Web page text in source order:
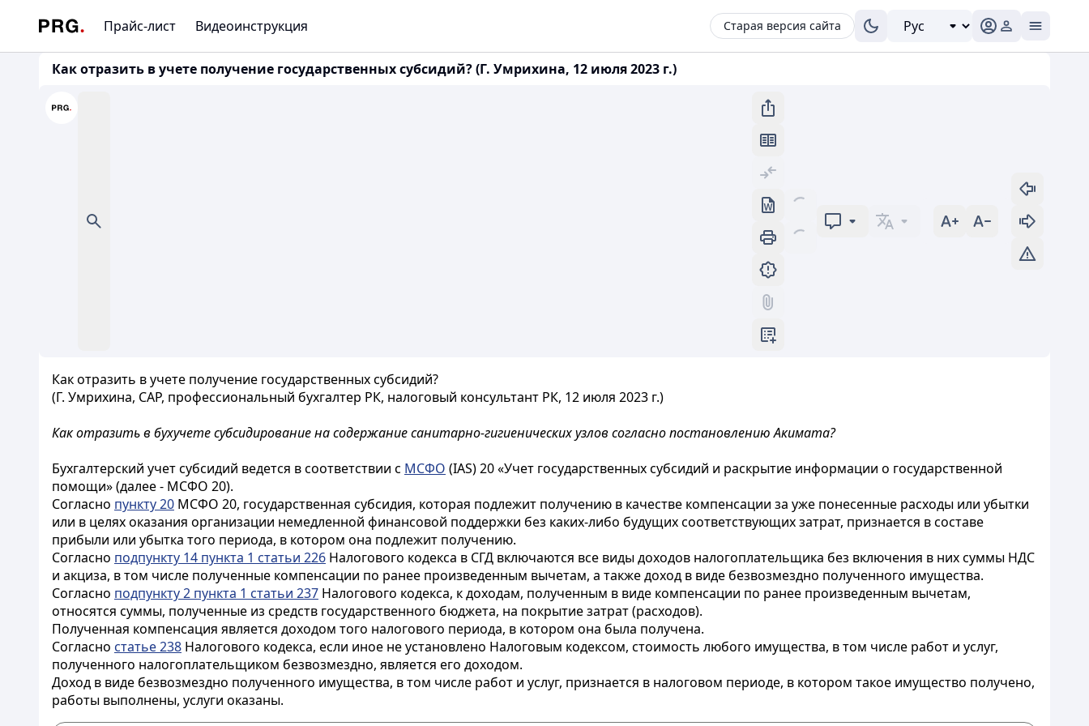
Прайс-лист Видеоинструкция Старая версия сайта
Как отразить в учете получение государственных субсидий? (Г. Умрихина, 12 июля 2023 г.)
Как отразить в учете получение государственных субсидий?
(Г. Умрихина, САР, профессиональный бухгалтер РК, налоговый консультант РК, 12 июля 2023 г.)
Как отразить в бухучете субсидирование на содержание санитарно-гигиенических узлов согласно постановлению Акимата?
Бухгалтерский учет субсидий ведется в соответствии с МСФО (IAS) 20 «Учет государственных субсидий и раскрытие информации о государственной
помощи» (далее - МСФО 20).
Согласно пункту 20 МСФО 20, государственная субсидия, которая подлежит получению в качестве компенсации за уже понесенные расходы или убытки
или в целях оказания организации немедленной финансовой поддержки без каких-либо будущих соответствующих затрат, признается в составе
прибыли или убытка того периода, в котором она подлежит получению.
Согласно подпункту 14 пункта 1 статьи 226 Налогового кодекса в СГД включаются все виды доходов налогоплательщика без включения в них суммы НДС
и акциза, в том числе полученные компенсации по ранее произведенным вычетам, а также доход в виде безвозмездно полученного имущества.
Согласно подпункту 2 пункта 1 статьи 237 Налогового кодекса, к доходам, полученным в виде компенсации по ранее произведенным вычетам,
относятся суммы, полученные из средств государственного бюджета, на покрытие затрат (расходов).
Полученная компенсация является доходом того налогового периода, в котором она была получена.
Согласно статье 238 Налогового кодекса, если иное не установлено Налоговым кодексом, стоимость любого имущества, в том числе работ и услуг,
полученного налогоплательщиком безвозмездно, является его доходом.
Доход в виде безвозмездно полученного имущества, в том числе работ и услуг, признается в налоговом периоде, в котором такое имущество получено,
работы выполнены, услуги оказаны.